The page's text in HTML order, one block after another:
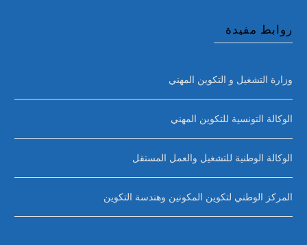
روابط مفيدة
وزارة التشغيل و التكوين المهني
الوكالة التونسية للتكوين المهني
الوكالة الوطنية للتشغيل والعمل المستقل
المركز الوطني لتكوين المكونين وهندسة التكوين